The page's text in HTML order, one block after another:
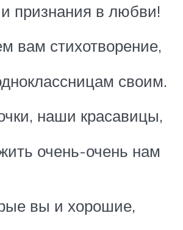
признания в любви!
вам стихотворение,
своим.
наши красавицы,
очень-очень нам
вы и хорошие,